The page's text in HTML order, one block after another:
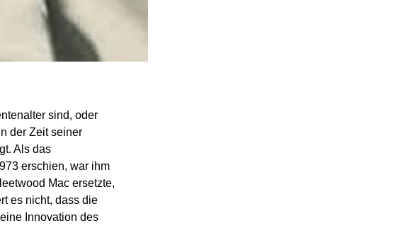
sind, oder
der Zeit seiner
Als das
erschien, war ihm
Mac ersetzte,
es nicht, dass die
Innovation des